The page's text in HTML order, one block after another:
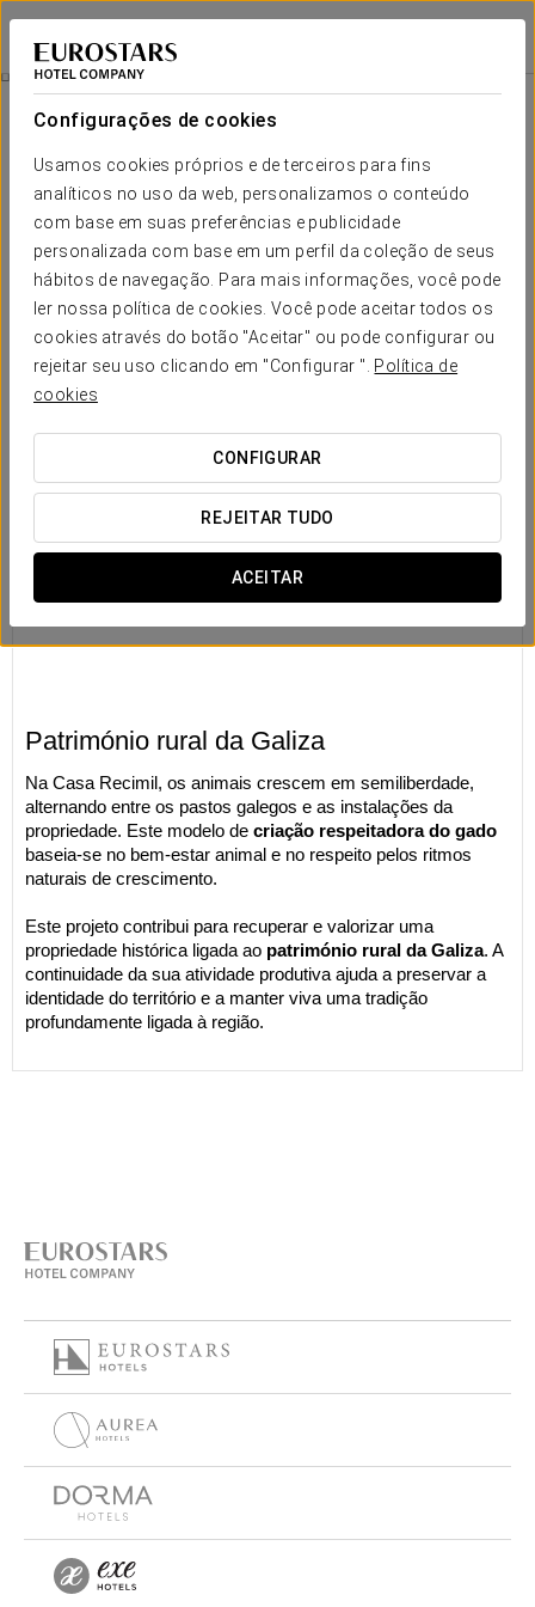
Configurações de cookies
Usamos cookies próprios e de terceiros para fins
analíticos no uso da web, personalizamos o conteúdo
com base em suas preferências e publicidade
personalizada com base em um perfil da coleção de seus
hábitos de navegação. Para mais informações, você pode
ler nossa política de cookies. Você pode aceitar todos os
cookies através do botão "Aceitar" ou pode configurar ou
rejeitar seu uso clicando em "Configurar ". Política de
cookies
CONFIGURAR
REJEITAR TUDO
ACEITAR
Casa Recimil
LUGO
O Projeto Da Casa Recimil
Para além da sua proposta de alojamento, a Casa Recimil
recuperou a sua histórica vocação pecuária para dar origem a
uma iniciativa singular. Este projeto decriação de bois na Galiza
une a tradição pecuária galega
, o respeito pelo meio envolvente
e uma forte aposta na qualidade do produto, dando origem à
reconhecidacarne de boi galegadestinada a alguns dos
espaços gastronómicos mais representativos.
Património rural da Galiza
Na Casa Recimil, os animais crescem em semiliberdade,
alternando entre os pastos galegos e as instalações da
propriedade. Este modelo de criação respeitadora do gado
baseia-se no bem-estar animal e no respeito pelos ritmos
naturais de crescimento.
Este projeto contribui para recuperar e valorizar uma
propriedade histórica ligada ao património rural da Galiza. A
continuidade da sua atividade produtiva ajuda a preservar a
identidade do território e a manter viva uma tradição
profundamente ligada à região.